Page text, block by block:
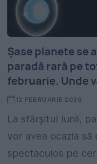
Șase planete se
paradă rară pe
februarie. Unde
12 FEBRUARIE 2026
La sfârșitul lunii,
vor avea ocazia
spectaculos pe